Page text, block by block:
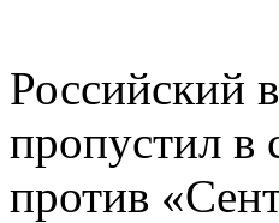
Российский
пропустил в
против